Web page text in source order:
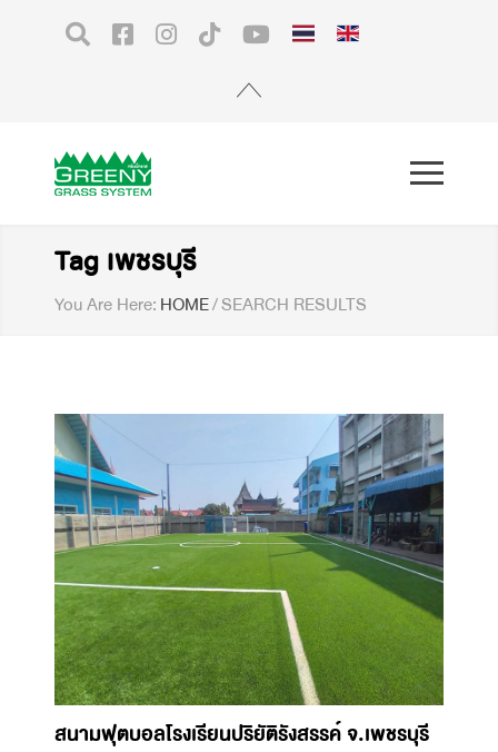
Tag เพชรบุรี
You Are Here: HOME/SEARCH RESULTS
สนามฟุตบอลโรงเรียนปริยัติรังสรรค์ จ.เพชรบุรี